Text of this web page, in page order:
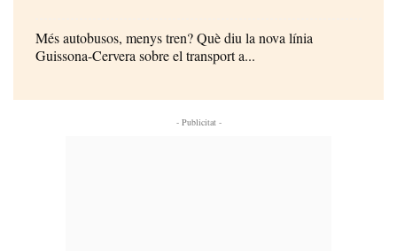
Més autobusos, menys tren? Què diu la nova línia
Guissona-Cervera sobre el transport a...
- Publicitat -